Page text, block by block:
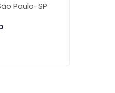
Paulo-SP